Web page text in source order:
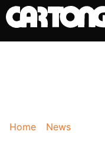
Home News